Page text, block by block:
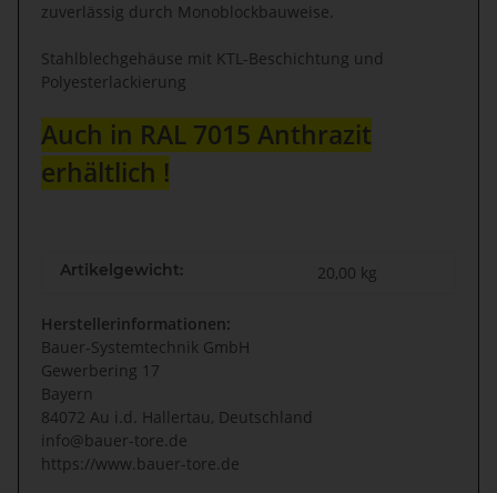
zuverlässig durch Monoblockbauweise.
Stahlblechgehäuse mit KTL-Beschichtung und
Polyesterlackierung
Auch in RAL 7015 Anthrazit
erhältlich !
Artikelgewicht: 20,00 kg
Herstellerinformationen:
Bauer-Systemtechnik GmbH
Gewerbering 17
Bayern
84072 Au i.d. Hallertau, Deutschland
info@bauer-tore.de
https://www.bauer-tore.de